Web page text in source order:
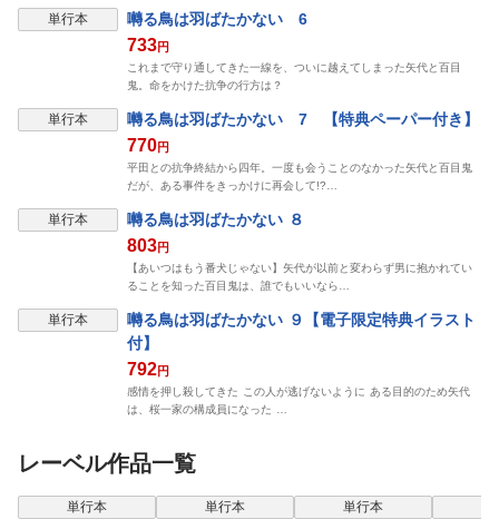
表示制限中
単行本 囀る鳥は羽ばたかない 6
733円
これまで守り通してきた一線を、ついに越えてしまった矢代と百目
鬼。命をかけた抗争の行方は？
表示制限中
単行本 囀る鳥は羽ばたかない 7 【特典ペーパー付き】
770円
平田との抗争終結から四年。一度も会うことのなかった矢代と百目鬼
だが、ある事件をきっかけに再会して!?…
表示制限中
単行本 囀る鳥は羽ばたかない ８
803円
【あいつはもう番犬じゃない】矢代が以前と変わらず男に抱かれてい
ることを知った百目鬼は、誰でもいいなら…
表示制限中
単行本
囀る鳥は羽ばたかない ９【電子限定特典イラスト
付】
792円
感情を押し殺してきた この人が逃げないように ある目的のため矢代
は、桜一家の構成員になった …
レーベル作品一覧
表示制限中
単行本
表示制限中
単行本
表示制限中
単行本
表示